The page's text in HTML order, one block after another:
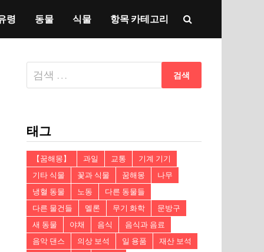
령 동물 식물 항목 카테고리
다
음
태그
【꿈해몽】 과일 교통
기계 기기
기타 식물
꽃과 식물 꿈해몽
나무
냉혈 동물
노동
다른 동물들
다른 물건들
멜론 무기 화학
문방구
새 동물
야채 음식
음식과 음료
음악 댄스
의상 보석 일 용품
재산 보석